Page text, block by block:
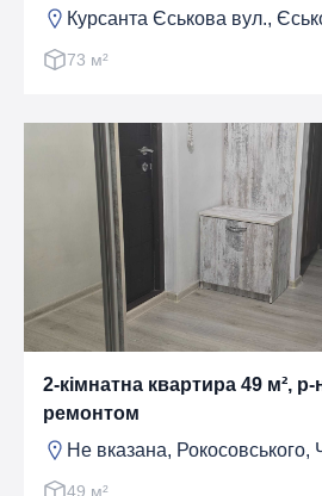
Курсанта Єськова вул.,
73 м²
2-кімнатна квартира 49 м², р-
ремонтом
Не вказана, Рокосовського,
49 м²